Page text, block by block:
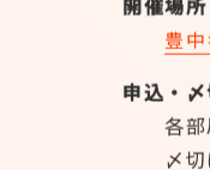
開催場所
豊
申込・〆
各部局